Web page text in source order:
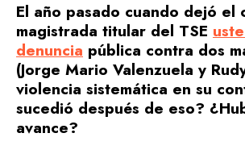
El año pasado cuando dejó el
magistrada titular del TSE
denuncia pública contra dos
(Jorge Mario Valenzuela y
violencia sistemática en su
sucedió después de eso?
avance?